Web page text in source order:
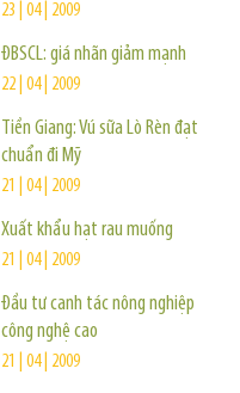
23 | 04 | 2009
ĐBSCL: giá nhãn giảm mạnh
22 | 04 | 2009
Tiền Giang: Vú sữa Lò Rèn đạt
chuẩn đi Mỹ
21 | 04 | 2009
Xuất khẩu hạt rau muống
21 | 04 | 2009
Đầu tư canh tác nông nghiệp
công nghệ cao
21 | 04 | 2009